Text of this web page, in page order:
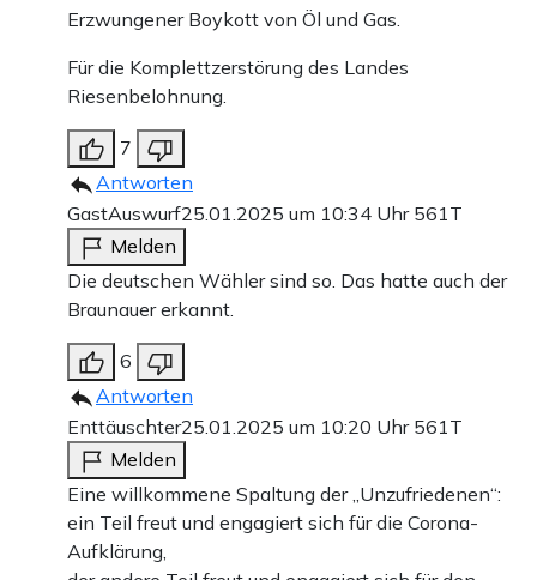
Erzwungener Boykott von Öl und Gas.
Für die Komplettzerstörung des Landes
Riesenbelohnung.
7
Antworten
GastAuswurf25.01.2025 um 10:34 Uhr 561T
Melden
Die deutschen Wähler sind so. Das hatte auch der
Braunauer erkannt.
6
Antworten
Enttäuschter25.01.2025 um 10:20 Uhr 561T
Melden
Eine willkommene Spaltung der „Unzufriedenen“:
ein Teil freut und engagiert sich für die Corona-
Aufklärung,